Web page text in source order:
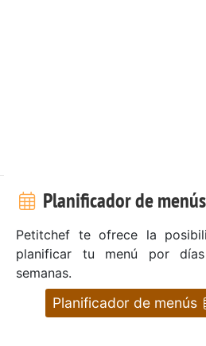
Planificador de menús
Petitchef te ofrece la
planificar tu menú por
semanas.
Planificador de menús